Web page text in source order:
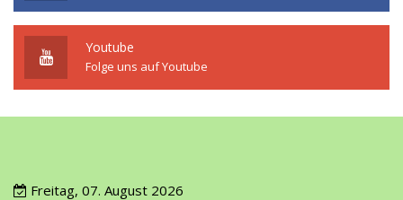
Youtube
Folge uns auf Youtube
Freitag, 07. August 2026